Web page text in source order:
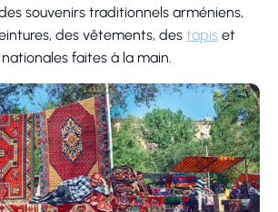
souvenirs traditionnels arméniens,
des vêtements, des tapis et
faites à la main.